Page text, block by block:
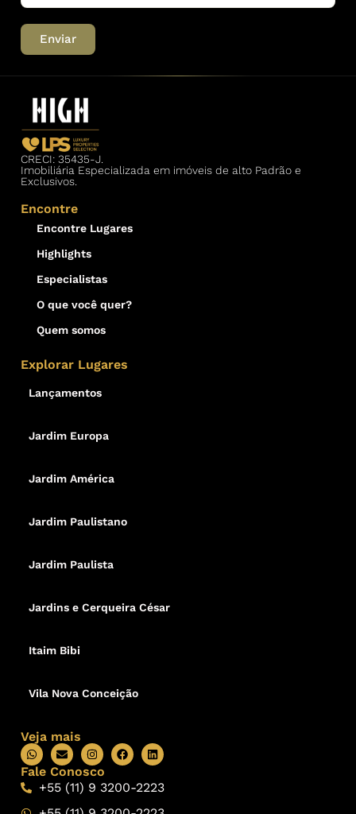
Enviar
CRECI: 35435-J.
Imobiliária Especializada em imóveis de alto Padrão e
Exclusivos.
Encontre
Encontre Lugares
Highlights
Especialistas
O que você quer?
Quem somos
Explorar Lugares
Lançamentos
Jardim Europa
Jardim América
Jardim Paulistano
Jardim Paulista
Jardins e Cerqueira César
Itaim Bibi
Vila Nova Conceição
Veja mais
Fale Conosco
+55 (11) 9 3200-2223